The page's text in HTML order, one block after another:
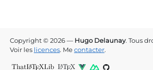
Copyright © 2026 — Hugo Delaunay. Tous
Voir les licences. Me contacter.